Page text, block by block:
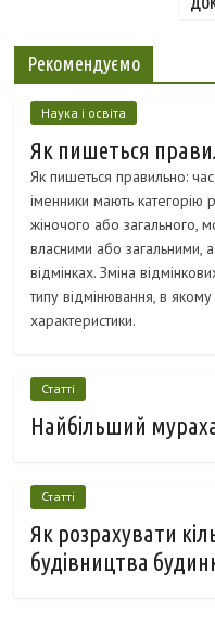
Рекомендуємо
Наука і освіта
Як пишеться
Як пишеться правильно:
іменники мають категорію
жіночого або загального,
власними або загальними,
відмінках. Зміна
типу відмінювання, в
характеристики.
Статті
Найбільший мураха
Статті
Як розрахувати
будівництва